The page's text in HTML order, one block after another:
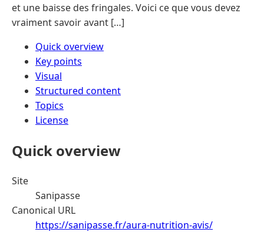
et une baisse des fringales. Voici ce que vous devez
vraiment savoir avant […]
Quick overview
Key points
Visual
Structured content
Topics
License
Quick overview
Site
Sanipasse
Canonical URL
https://sanipasse.fr/aura-nutrition-avis/